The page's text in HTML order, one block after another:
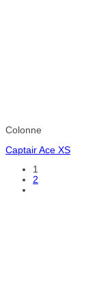
Colonne
Captair Ace XS
1
2